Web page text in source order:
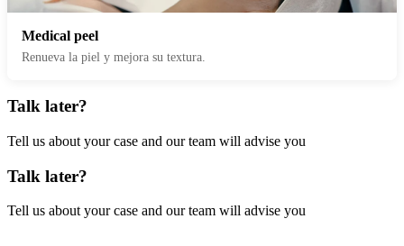
Medical peel
Renueva la piel y mejora su textura.
Talk later?
Tell us about your case and our team will advise you
Talk later?
Tell us about your case and our team will advise you